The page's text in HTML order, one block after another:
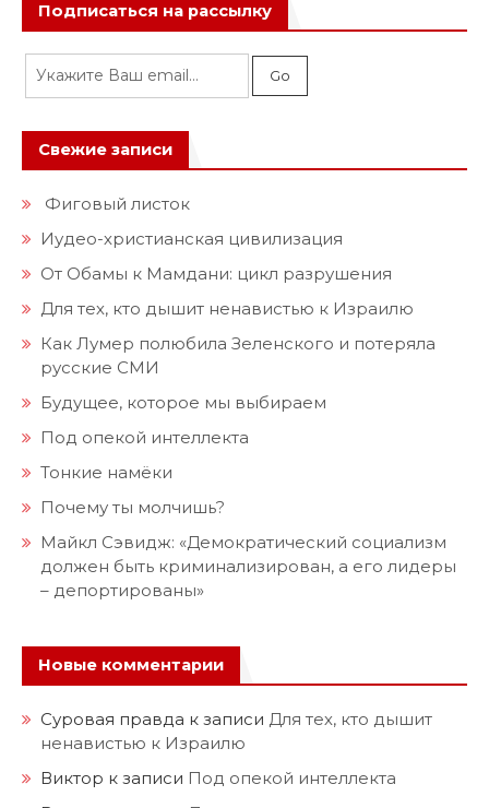
Подписаться на рассылку
Свежие записи
Фиговый листок
Иудео-христианская цивилизация
От Обамы к Мамдани: цикл разрушения
Для тех, кто дышит ненавистью к Израилю
Как Лумер полюбила Зеленского и потеряла
русские СМИ
Будущее, которое мы выбираем
Под опекой интеллекта
Тонкие намёки
Почему ты молчишь?
Майкл Сэвидж: «Демократический социализм
должен быть криминализирован, а его лидеры
– депортированы»
Новые комментарии
Суровая правда к записи Для тех, кто дышит
ненавистью к Израилю
Виктор к записи Под опекой интеллекта